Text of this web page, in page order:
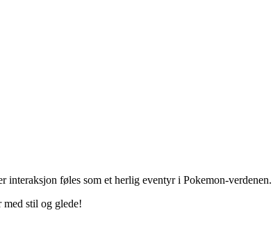
føles som et herlig eventyr i Pokemon-verdenen.
stil og glede!